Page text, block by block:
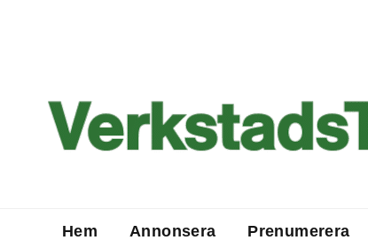
Hem Annonsera Prenumerera